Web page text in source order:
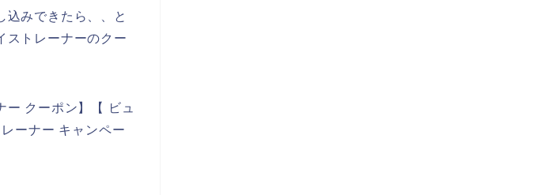
込みできたら、、と
ストレーナーのクー
クーポン】【 ビュ
ーナー キャンペー